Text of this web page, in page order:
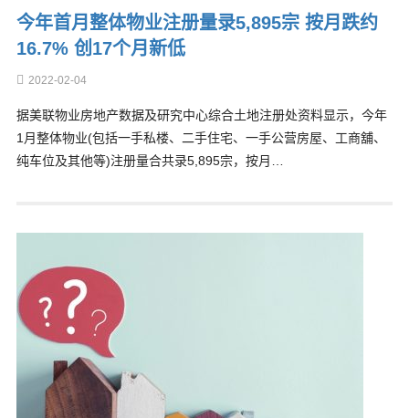
今年首月整体物业注册量录5,895宗 按月跌约
16.7% 创17个月新低
2022-02-04
据美联物业房地产数据及研究中心综合土地注册处资料显示，今年
1月整体物业(包括一手私楼、二手住宅、一手公营房屋、工商舖、
纯车位及其他等)注册量合共录5,895宗，按月…